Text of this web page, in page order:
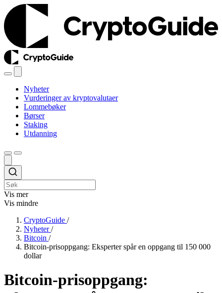
Nyheter
Vurderinger av kryptovalutaer
Lommebøker
Børser
Staking
Utdanning
Vis mer
Vis mindre
CryptoGuide /
Nyheter /
Bitcoin /
Bitcoin-prisoppgang: Eksperter spår en oppgang til 150 000
dollar
Bitcoin-prisoppgang: